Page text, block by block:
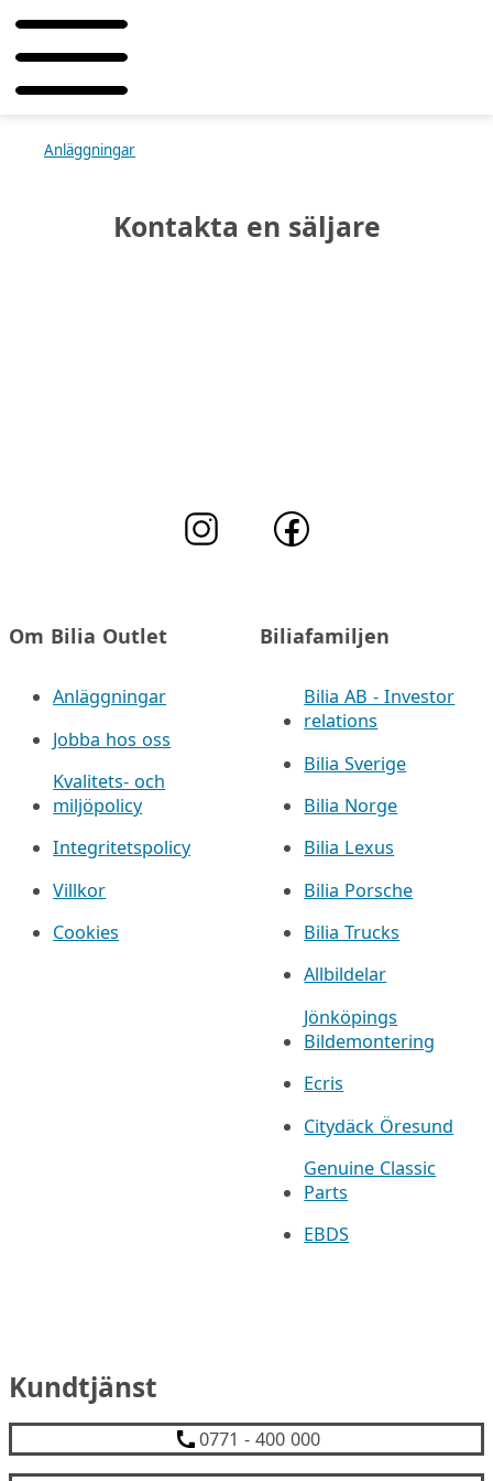
Anläggningar
Kontakta en säljare
Om Bilia Outlet
Anläggningar
Jobba hos oss
Kvalitets- och
miljöpolicy
Integritetspolicy
Villkor
Cookies
Biliafamiljen
Bilia AB - Investor
relations
Bilia Sverige
Bilia Norge
Bilia Lexus
Bilia Porsche
Bilia Trucks
Allbildelar
Jönköpings
Bildemontering
Ecris
Citydäck Öresund
Genuine Classic
Parts
EBDS
Kundtjänst
0771 - 400 000